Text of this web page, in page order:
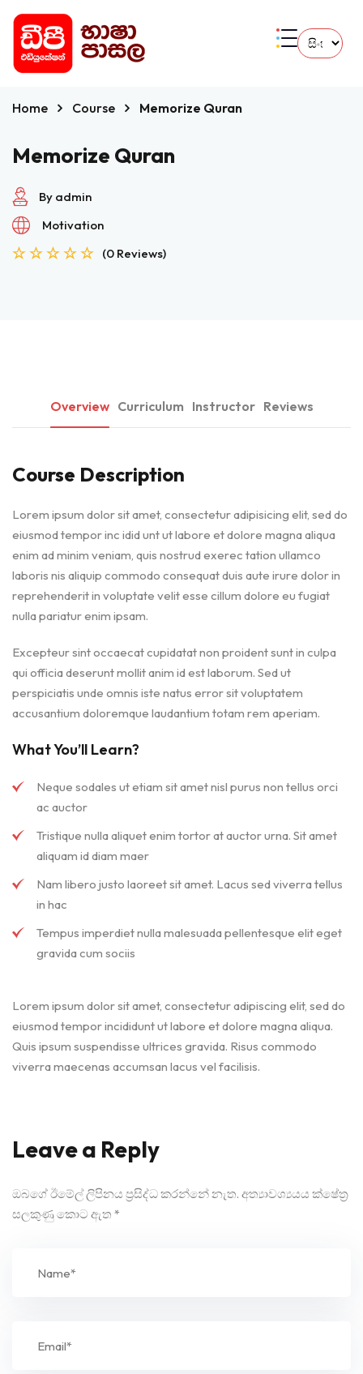
Home Course Memorize Quran
Memorize Quran
By admin
Motivation
(0 Reviews)
Overview Curriculum Instructor Reviews
Course Description
Lorem ipsum dolor sit amet, consectetur adipisicing elit, sed do
eiusmod tempor inc idid unt ut labore et dolore magna aliqua
enim ad minim veniam, quis nostrud exerec tation ullamco
laboris nis aliquip commodo consequat duis aute irure dolor in
reprehenderit in voluptate velit esse cillum dolore eu fugiat
nulla pariatur enim ipsam.
Excepteur sint occaecat cupidatat non proident sunt in culpa
qui officia deserunt mollit anim id est laborum. Sed ut
perspiciatis unde omnis iste natus error sit voluptatem
accusantium doloremque laudantium totam rem aperiam.
What You’ll Learn?
Neque sodales ut etiam sit amet nisl purus non tellus orci
ac auctor
Tristique nulla aliquet enim tortor at auctor urna. Sit amet
aliquam id diam maer
Nam libero justo laoreet sit amet. Lacus sed viverra tellus
in hac
Tempus imperdiet nulla malesuada pellentesque elit eget
gravida cum sociis
Lorem ipsum dolor sit amet, consectetur adipiscing elit, sed do
eiusmod tempor incididunt ut labore et dolore magna aliqua.
Quis ipsum suspendisse ultrices gravida. Risus commodo
viverra maecenas accumsan lacus vel facilisis.
Leave a Reply
ඔබගේ ඊමේල් ලිපිනය ප්‍රසිද්ධ කරන්නේ නැත. අත්‍යාවශ්‍යයය ක්ෂේත්‍ර
සලකුණු කොට ඇත *